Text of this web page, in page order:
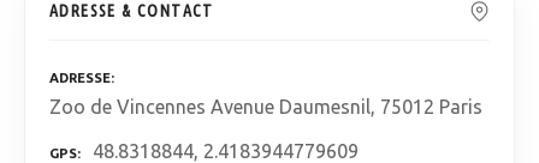
ADRESSE & CONTACT
ADRESSE
Zoo de Vincennes Avenue Daumesnil, 75012 Paris
GPS 48.8318844, 2.4183944779609